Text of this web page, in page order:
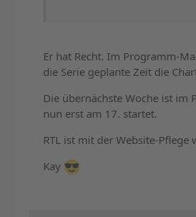
Er hat Recht. Im Programm-
die Serie geplante Zeit die
Die übernächste Woche ist im
nun erst am 17. startet.
RTL ist mit der Website-Pflege
Kay